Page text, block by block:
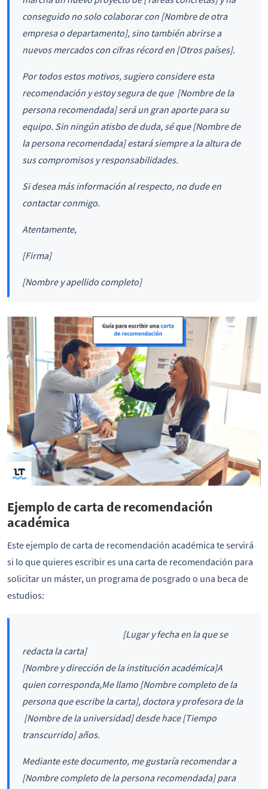
conseguido no solo colaborar con [Nombre de otra
empresa o departamento], sino también abrirse a
nuevos mercados con cifras récord en [Otros países].
Por todos estos motivos, sugiero considere esta
recomendación y estoy segura de que [Nombre de la
persona recomendada] será un gran aporte para su
equipo. Sin ningún atisbo de duda, sé que [Nombre de
la persona recomendada] estará siempre a la altura de
sus compromisos y responsabilidades.
Si desea más información al respecto, no dude en
contactar conmigo.
Atentamente,
[Firma]
[Nombre y apellido completo]
Ejemplo de carta de recomendación
académica
Este ejemplo de carta de recomendación académica te servirá
si lo que quieres escribir es una carta de recomendación para
solicitar un máster, un programa de posgrado o una beca de
estudios:
[Lugar y fecha en la que se
redacta la carta]
[Nombre y dirección de la institución académica]A
quien corresponda,Me llamo [Nombre completo de la
persona que escribe la carta], doctora y profesora de la
[Nombre de la universidad] desde hace [Tiempo
transcurrido] años.
Mediante este documento, me gustaría recomendar a
[Nombre completo de la persona recomendada] para